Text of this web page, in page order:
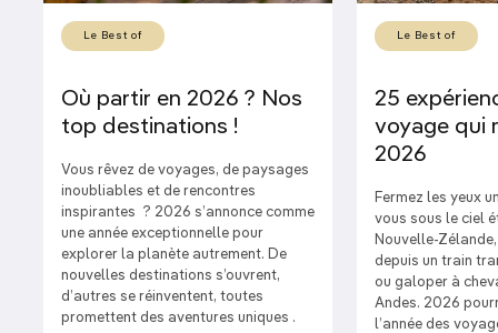
Le Best of
Où partir en 2026 ? Nos
top destinations !
Vous rêvez de voyages, de paysages
inoubliables et de rencontres
inspirantes ? 2026 s’annonce comme
une année exceptionnelle pour
explorer la planète autrement. De
nouvelles destinations s’ouvrent,
d’autres se réinventent, toutes
promettent des aventures uniques .
Le Best of
25
voyage qui
2026
Fermez les yeux
vous sous le ciel
Nouvelle-
depuis un train
ou galoper à
Andes. 2026
l’année des